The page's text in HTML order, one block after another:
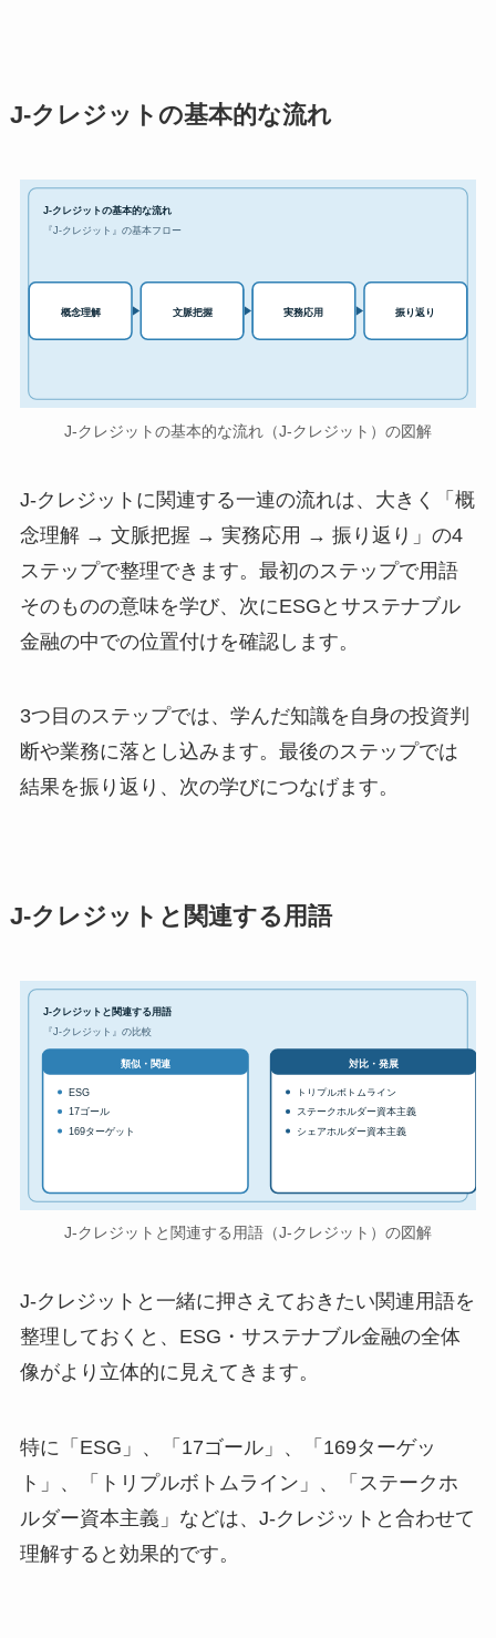
J-クレジットの基本的な流れ
J-クレジットの基本的な流れ
『J-クレジット』の基本フロー
概念理解 文脈把握 実務応用 振り返り
J-クレジットの基本的な流れ（J-クレジット）の図解
J-クレジットに関連する一連の流れは、大きく「概
念理解 → 文脈把握 → 実務応用 → 振り返り」の4
ステップで整理できます。最初のステップで用語
そのものの意味を学び、次にESGとサステナブル
金融の中での位置付けを確認します。
3つ目のステップでは、学んだ知識を自身の投資判
断や業務に落とし込みます。最後のステップでは
結果を振り返り、次の学びにつなげます。
J-クレジットと関連する用語
J-クレジットと関連する用語
『J-クレジット』の比較
類似・関連
ESG
17ゴール
169ターゲット
対比・発展
トリプルボトムライン
ステークホルダー資本主義
シェアホルダー資本主義
J-クレジットと関連する用語（J-クレジット）の図解
J-クレジットと一緒に押さえておきたい関連用語を
整理しておくと、ESG・サステナブル金融の全体
像がより立体的に見えてきます。
特に「ESG」、「17ゴール」、「169ターゲッ
ト」、「トリプルボトムライン」、「ステークホ
ルダー資本主義」などは、J-クレジットと合わせて
理解すると効果的です。